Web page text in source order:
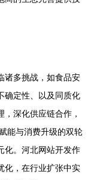
诸多挑战，如食品安
确定性、以及同质化
深化供应链合作，
能与消费升级的双轮
化。河北网站开发作
化，在行业扩张中实